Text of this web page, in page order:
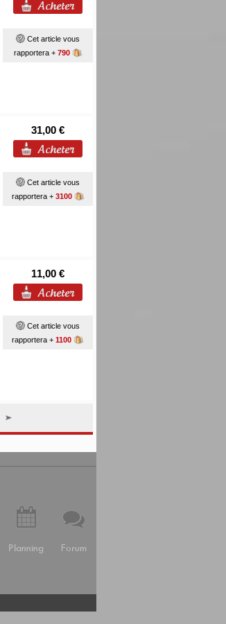
Cet article vous
rapportera + 790
31,00 €
Cet article vous
rapportera + 3100
11,00 €
Cet article vous
rapportera + 1100
Planning Forum